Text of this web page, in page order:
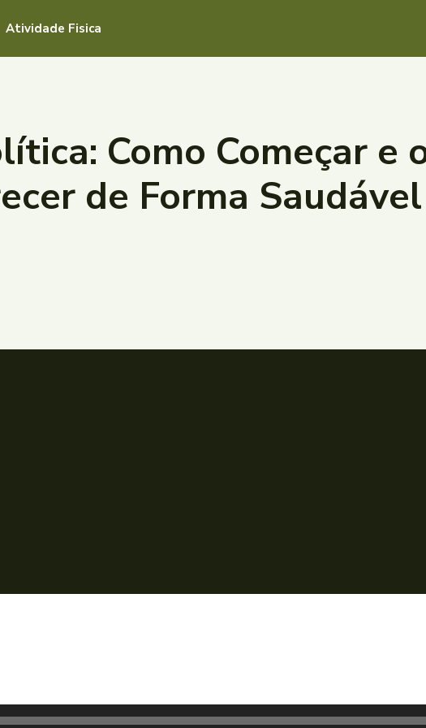
Atividade Fisica
Como Começar e
de Forma Saudável